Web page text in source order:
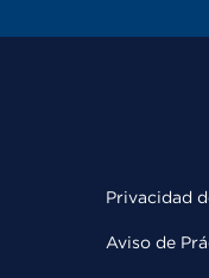
Privacidad
Aviso de